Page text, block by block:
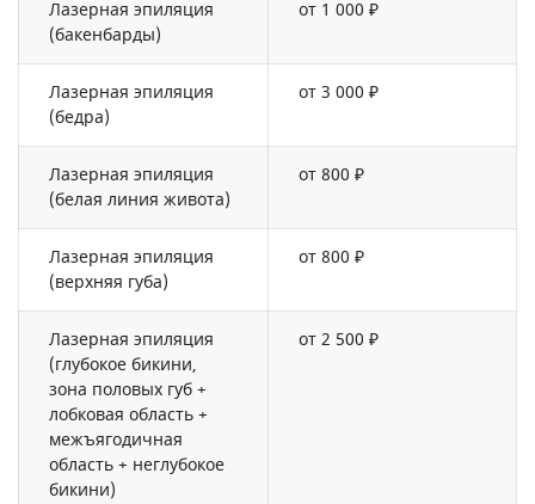
Лазерная эпиляция
(бакенбарды)
от 1 000 ₽
Лазерная эпиляция
(бедра)
от 3 000 ₽
Лазерная эпиляция
(белая линия живота)
от 800 ₽
Лазерная эпиляция
(верхняя губа)
от 800 ₽
Лазерная эпиляция
(глубокое бикини,
зона половых губ +
лобковая область +
межъягодичная
область + неглубокое
бикини)
от 2 500 ₽